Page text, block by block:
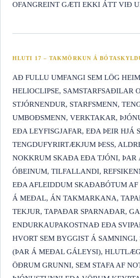
OFANGREINT GÆTI EKKI ÁTT VIÐ
HLUTI 17 – TAKMÖRKUN Á
AÐ FULLU UMFANGI SEM LÖG
HELIOCLIPSE, SAMSTARFSAÐILAR
STJÓRNENDUR, STARFSMENN,
UMBOÐSMENN, VERKTAKAR,
EÐA LEYFISGJAFAR, EÐA ÞEIR HJÁ
TENGDUFYRIRTÆKJUM ÞESS,
NOKKRUM SKAÐA EÐA TJÓNI, ÞAR
ÓBEINUM, TILFALLANDI,
EÐA AFLEIDDUM SKAÐABÓTUM AF
Á MEÐAL, ÁN TAKMARKANA,
TEKJUR, TAPAÐAR SPARNAÐAR,
ENDURKAUPAKOSTNAÐ EÐA
HVORT SEM BYGGIST Á
(ÞAR Á MEÐAL GÁLEYSI),
ÖÐRUM GRUNNI, SEM STAFA AF